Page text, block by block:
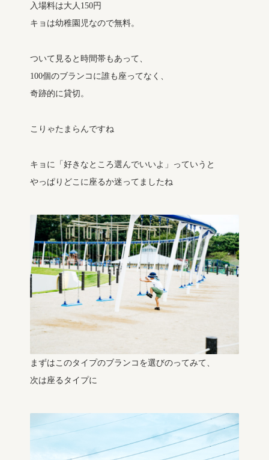
入場料は大人150円
キョは幼稚園児なので無料。
ついて見ると時間帯もあって、
100個のブランコに誰も座ってなく、
奇跡的に貸切。
こりゃたまらんですね
キョに「好きなところ選んでいいよ」っていうと
やっぱりどこに座るか迷ってましたね
まずはこのタイプのブランコを選びのってみて、
次は座るタイプに